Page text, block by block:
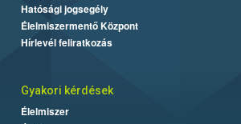
Hatósági jogsegély
Élelmiszermentő Központ
Hírlevél feliratkozás
Gyakori kérdések
Élelmiszer